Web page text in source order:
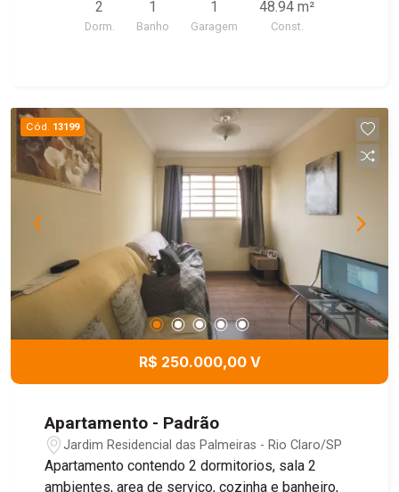
praticidade e qualidade de vida para toda a
família. Com um layout funcional e excelente
2
Dorm.
1
Banho
1
Garagem
48.94 m²
Const.
Cód. 13199
R$ 250.000,00 V
Apartamento - Padrão
Jardim Residencial das Palmeiras - Rio Claro/SP
Apartamento contendo 2 dormitorios, sala 2
ambientes, area de serviço, cozinha e banheiro,